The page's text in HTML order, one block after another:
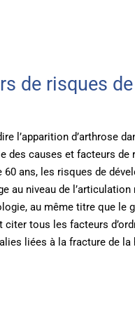
de risques
l’apparition d’arthrose
des causes et facteurs
60 ans, les risques de
au niveau de
au même titre que
tous les facteurs
liées à la fracture de